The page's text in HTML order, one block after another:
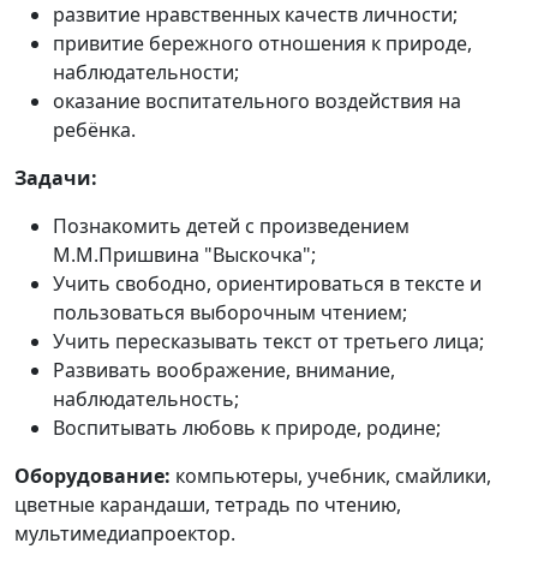
развитие нравственных качеств личности;
привитие бережного отношения к природе,
наблюдательности;
оказание воспитательного воздействия на
ребёнка.
Задачи:
Познакомить детей с произведением
М.М.Пришвина "Выскочка";
Учить свободно, ориентироваться в тексте и
пользоваться выборочным чтением;
Учить пересказывать текст от третьего лица;
Развивать воображение, внимание,
наблюдательность;
Воспитывать любовь к природе, родине;
Оборудование: компьютеры, учебник, смайлики,
цветные карандаши, тетрадь по чтению,
мультимедиапроектор.